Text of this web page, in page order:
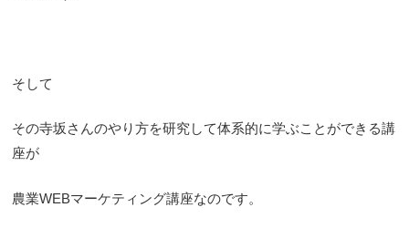
そして
その寺坂さんのやり方を研究して体系的に学ぶことができる講
座が
農業WEBマーケティング講座なのです。